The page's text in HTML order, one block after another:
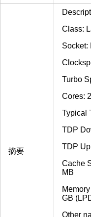
摘要
Class:
Socket:
Turbo
Cores:
Typical
TDP
TDP
Cache
MB
GB
Other